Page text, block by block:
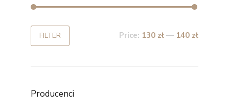
FILTER Price: 130 zł — 140 zł
Producenci